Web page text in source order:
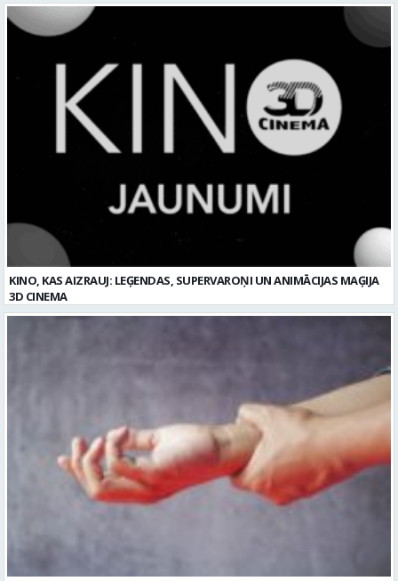
KINO, KAS AIZRAUJ: LEĢENDAS, SUPERVAROŅI UN ANIMĀCIJAS MAĢIJA
3D CINEMA